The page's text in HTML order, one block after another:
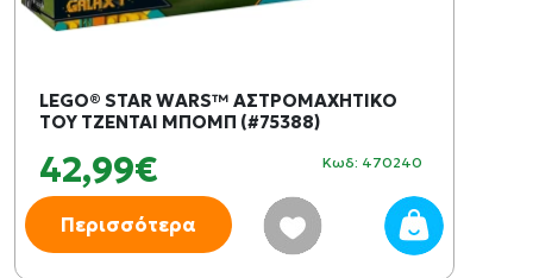
LEGO® STAR WARS™ ΑΣΤΡΟΜΑΧΗΤΙΚΟ
ΤΟΥ ΤΖΕΝΤΑΙ ΜΠΟΜΠ (#75388)
42,99€ Κωδ: 470240
Περισσότερα